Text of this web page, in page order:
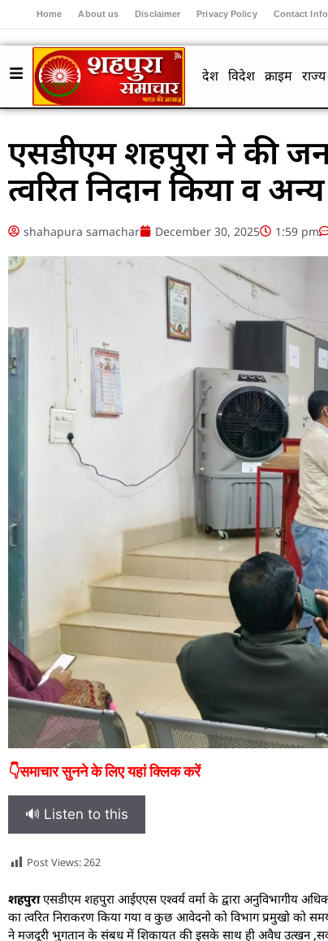
Home About us Disclaimer Privacy Policy Contact Info
देश विदेश क्राइम राज्य
एसडीएम शहपुरा ने की
त्वरित निदान किया व
shahapura samachar December 30, 2025 1:59 pm
👇समाचार सुनने के लिए यहां क्लिक करें
🔊 Listen to this
Post Views:262
शहपुराएसडीएम शहपुरा आईएएस एश्वर्य वर्मा के द्वारा अनुविभागीय
का त्वरित निराकरण किया गया व कुछ आवेदनो को विभाग प्रमुखो को
ने मजदूरी भुगतान के संबध में शिकायत की इसके साथ ही अवैध उत्खन